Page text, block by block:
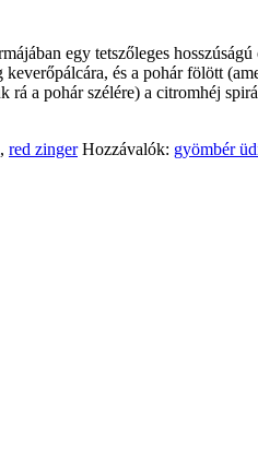
egy tetszőleges
és a pohár fölött
a pohár szélére) a citromhéj
, red zinger Hozzávalók: gyömbér